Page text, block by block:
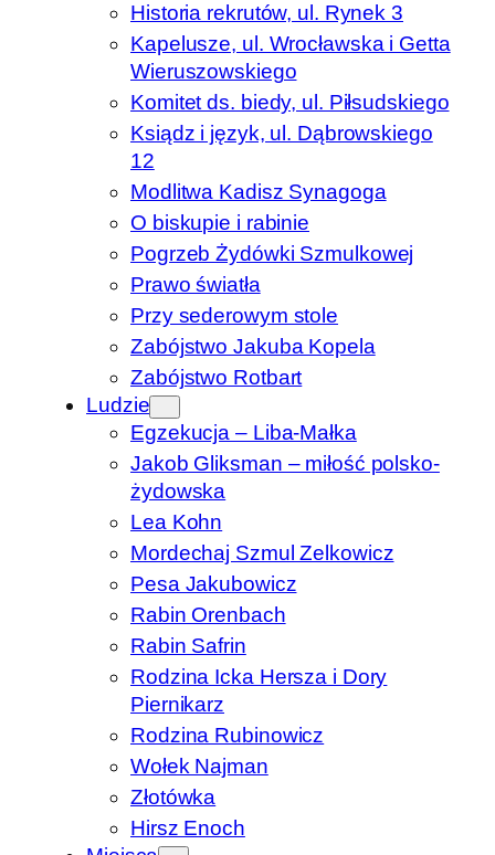
Historia rekrutów, ul. Rynek 3
Kapelusze, ul. Wrocławska i Getta
Wieruszowskiego
Komitet ds. biedy, ul. Piłsudskiego
Ksiądz i język, ul. Dąbrowskiego
12
Modlitwa Kadisz Synagoga
O biskupie i rabinie
Pogrzeb Żydówki Szmulkowej
Prawo światła
Przy sederowym stole
Zabójstwo Jakuba Kopela
Zabójstwo Rotbart
Ludzie
Egzekucja – Liba-Małka
Jakob Gliksman – miłość polsko-
żydowska
Lea Kohn
Mordechaj Szmul Zelkowicz
Pesa Jakubowicz
Rabin Orenbach
Rabin Safrin
Rodzina Icka Hersza i Dory
Piernikarz
Rodzina Rubinowicz
Wołek Najman
Złotówka
Hirsz Enoch